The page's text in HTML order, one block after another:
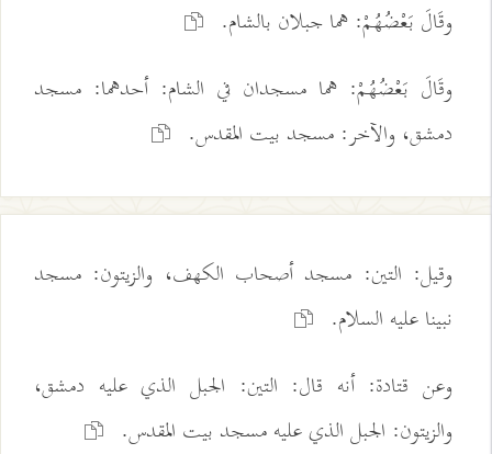
وقَالَ بَعْضُهُمْ: هما جبلان بالشام.
وقَالَ بَعْضُهُمْ: هما مسجدان في الشام: أحدهما: مسجد
دمشق، والآخر: مسجد بيت المقدس.
وقيل: التين: مسجد أصحاب الكهف، والزيتون: مسجد
نبينا عليه السلام.
وعن قتادة: أنه قال: التين: الجبل الذي عليه دمشق،
والزيتون: الجبل الذي عليه مسجد بيت المقدس.